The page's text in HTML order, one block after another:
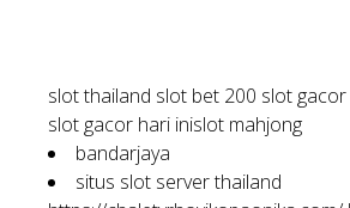
slot thailand slot bet 200 slot
slot gacor hari inislot mahjong
bandarjaya
situs slot server thailand